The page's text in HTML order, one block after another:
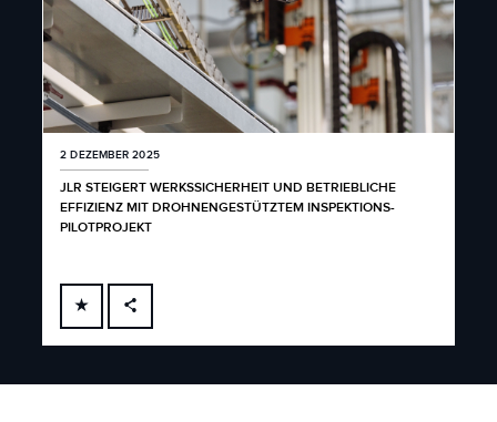
2 DEZEMBER 2025
JLR STEIGERT WERKSSICHERHEIT UND BETRIEBLICHE
EFFIZIENZ MIT DROHNENGESTÜTZTEM INSPEKTIONS-
PILOTPROJEKT
FACEBOOK